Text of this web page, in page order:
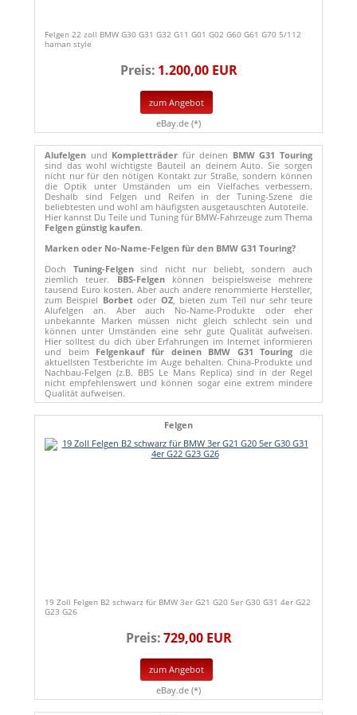
Felgen 22 zoll BMW G30 G31 G32 G11 G01 G02 G60 G61 G70 5/112
haman style
Preis: 1.200,00 EUR
zum Angebot
eBay.de (*)
Alufelgen und Kompletträder für deinen BMW G31 Touring
sind das wohl wichtigste Bauteil an deinem Auto. Sie sorgen
nicht nur für den nötigen Kontakt zur Straße, sondern können
die Optik unter Umständen um ein Vielfaches verbessern.
Deshalb sind Felgen und Reifen in der Tuning-Szene die
beliebtesten und wohl am häufigsten ausgetauschten Autoteile.
Hier kannst Du Teile und Tuning für BMW-Fahrzeuge zum Thema
Felgen günstig kaufen.
Marken oder No-Name-Felgen für den BMW G31 Touring?
Doch Tuning-Felgensind nicht nur beliebt, sondern auch
ziemlich teuer. BBS-Felgenkönnen beispielsweise mehrere
tausend Euro kosten. Aber auch andere renommierte Hersteller,
zum Beispiel Borbetoder OZ, bieten zum Teil nur sehr teure
Alufelgen an. Aber auch No-Name-Produkte oder eher
unbekannte Marken müssen nicht gleich schlecht sein und
können unter Umständen eine sehr gute Qualität aufweisen.
Hier solltest du dich über Erfahrungen im Internet informieren
und beim Felgenkauf für deinen BMW G31 Touring die
aktuellsten Testberichte im Auge behalten. China-Produkte und
Nachbau-Felgen (z.B. BBS Le Mans Replica) sind in der Regel
nicht empfehlenswert und können sogar eine extrem mindere
Qualität aufweisen.
Felgen
19 Zoll Felgen B2 schwarz für BMW 3er G21 G20 5er G30 G31 4er G22
G23 G26
Preis:729,00 EUR
zum Angebot
eBay.de (*)